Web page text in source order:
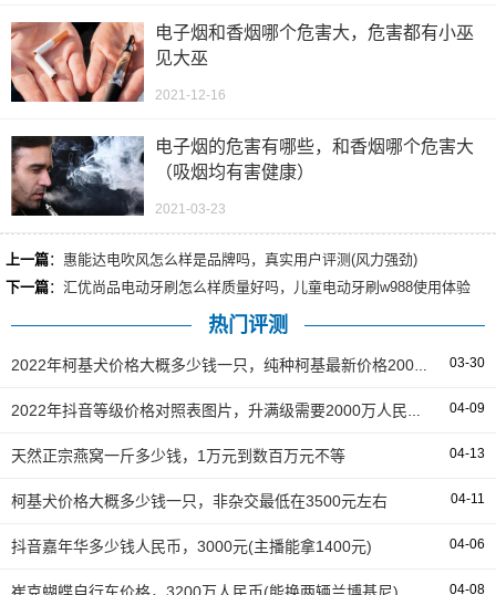
电子烟和香烟哪个危害大，危害都有小巫
见大巫
2021-12-16
电子烟的危害有哪些，和香烟哪个危害大
（吸烟均有害健康）
2021-03-23
上一篇： 惠能达电吹风怎么样是品牌吗，真实用户评测(风力强劲)
下一篇： 汇优尚品电动牙刷怎么样质量好吗，儿童电动牙刷w988使用体验
热门评测
2022年柯基犬价格大概多少钱一只，纯种柯基最新价格2000元起 03-30
2022年抖音等级价格对照表图片，升满级需要2000万人民币(59到60需要400万) 04-09
天然正宗燕窝一斤多少钱，1万元到数百万元不等 04-13
柯基犬价格大概多少钱一只，非杂交最低在3500元左右 04-11
抖音嘉年华多少钱人民币，3000元(主播能拿1400元) 04-06
04-08